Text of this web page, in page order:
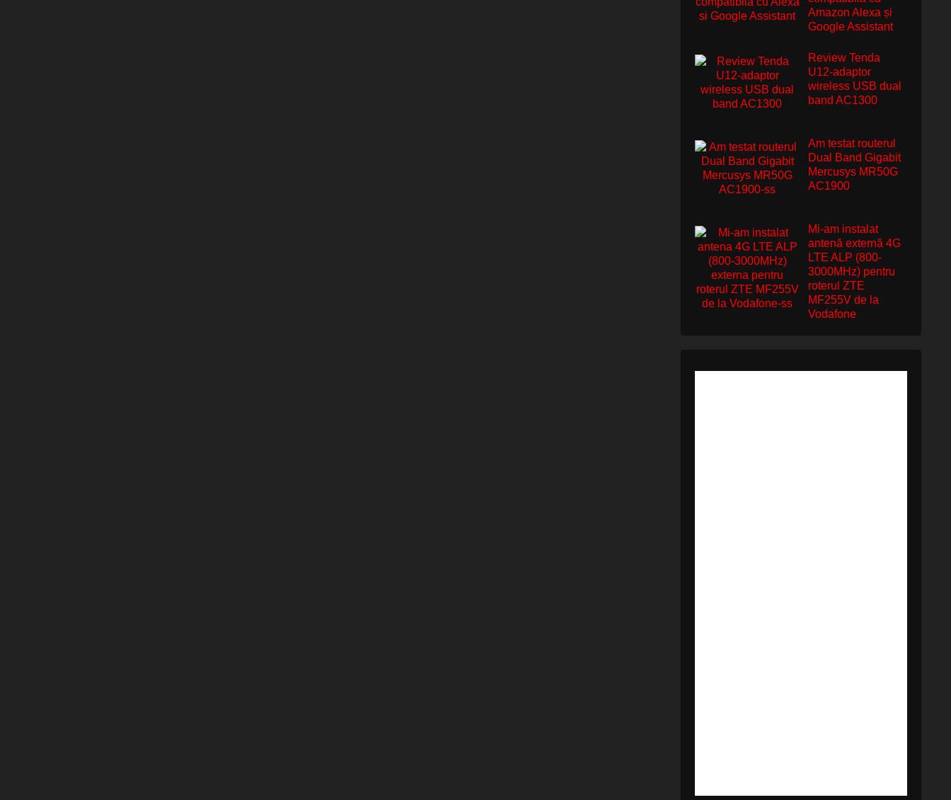
Amazon Alexa și
Google Assistant
Review Tenda
U12-adaptor
wireless USB dual
band AC1300
Am testat routerul
Dual Band Gigabit
Mercusys MR50G
AC1900
Mi-am instalat
antenă externă 4G
LTE ALP (800-
3000MHz) pentru
roterul ZTE
MF255V de la
Vodafone